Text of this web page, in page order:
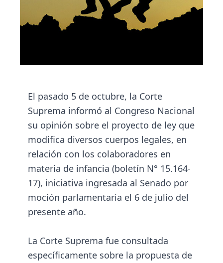
El pasado 5 de octubre, la Corte
Suprema informó al Congreso Nacional
su opinión sobre el proyecto de ley que
modifica diversos cuerpos legales, en
relación con los colaboradores en
materia de infancia (boletín N° 15.164-
17), iniciativa ingresada al Senado por
moción parlamentaria el 6 de julio del
presente año.
La Corte Suprema fue consultada
específicamente sobre la propuesta de